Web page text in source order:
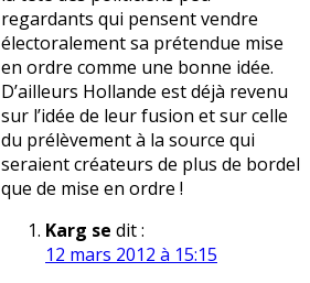
regardants qui pensent vendre
électoralement sa prétendue mise
en ordre comme une bonne idée.
D’ailleurs Hollande est déjà revenu
sur l’idée de leur fusion et sur celle
du prélèvement à la source qui
seraient créateurs de plus de bordel
que de mise en ordre !
Karg se dit :
12 mars 2012 à 15:15